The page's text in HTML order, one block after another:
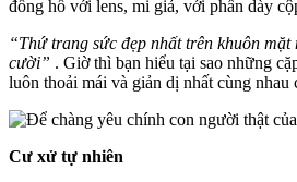
đồng hồ với lens, mi giả, với phấn dày
“Thứ trang sức đẹp nhất trên khuôn
cười” . Giờ thì bạn hiểu tại sao những
luôn thoải mái và giản dị nhất cùng nhau
Cư xử tự nhiên